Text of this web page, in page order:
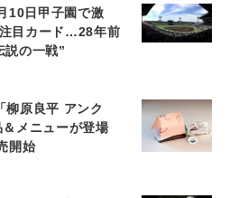
10日甲子園で激
目カード…28年前
説の一戦”
柳原良平 アンク
＆メニューが登場
開始